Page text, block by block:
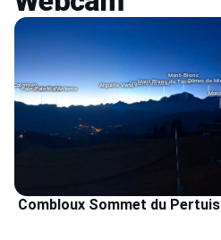
Combloux Sommet du Pertuis